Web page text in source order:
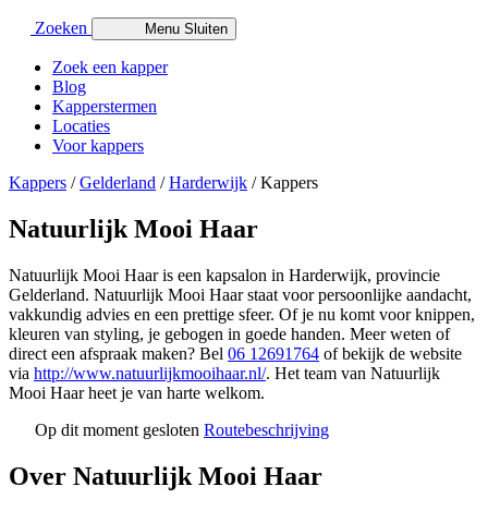
Zoeken Menu Sluiten
Zoek een kapper
Blog
Kapperstermen
Locaties
Voor kappers
Kappers /Gelderland /Harderwijk /Kappers
Natuurlijk Mooi Haar
Natuurlijk Mooi Haar is een kapsalon in Harderwijk, provincie
Gelderland. Natuurlijk Mooi Haar staat voor persoonlijke aandacht,
vakkundig advies en een prettige sfeer. Of je nu komt voor knippen,
kleuren van styling, je gebogen in goede handen. Meer weten of
direct een afspraak maken? Bel 06 12691764 of bekijk de website
via http://www.natuurlijkmooihaar.nl/. Het team van Natuurlijk
Mooi Haar heet je van harte welkom.
Op dit moment gesloten Routebeschrijving
+
Over Natuurlijk Mooi Haar